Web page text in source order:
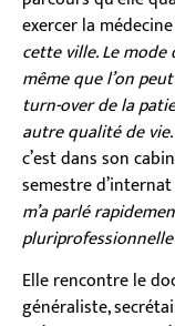
exercer la
cette ville. Le mode
même que l’on
turn-over de la
autre qualité de vie.
c’est dans son
semestre d’internat
m’a parlé
pluriprofessionnelle
Elle rencontre le
généraliste,